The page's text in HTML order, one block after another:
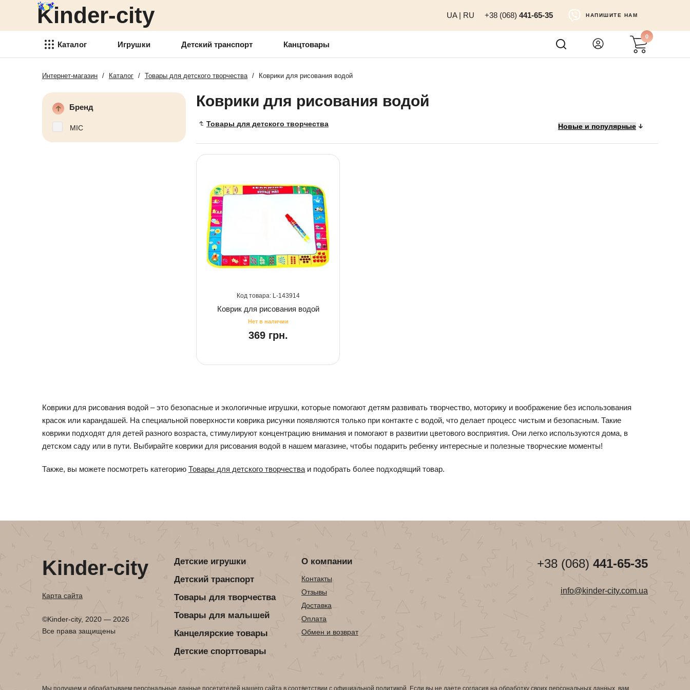
Kinder-city UA| RU +38 (068) 441-65-35 НАПИШИТЕ НАМ
Каталог
Игрушки
Детский транспорт
творчества
Канцелярские товары
Игрушки Детский транспорт Канцтовары
0
Детский транспорт
Товары для детского
Детские спортивные товары
Товари для активного отдыха
Аксессуары для детей
Детские украшения
Интернет-магазин / Каталог / Товары для детского творчества / Коврики для рисования водой
Коврики для рисования водой
Товары для детского творчества
143914
Коврик для рисования водой
369 грн.
Бренд
MIC
Коврики для рисования водой – это безопасные и экологичные игрушки, которые помогают детям развивать творчество, моторику и воображение без использования
красок или карандашей. На специальной поверхности коврика рисунки появляются только при контакте с водой, что делает процесс чистым и безопасным. Такие
коврики подходят для детей разного возраста, стимулируют концентрацию внимания и помогают в развитии цветового восприятия. Они легко используются дома, в
детском саду или в пути. Выбирайте коврики для рисования водой в нашем магазине, чтобы подарить ребенку интересные и полезные творческие моменты!
Также, вы можете посмотреть категорию Товары для детского творчества и подобрать более подходящий товар.
Kinder-city
Карта сайта
©Kinder-city, 2020 — 2026
Все права защищены
Детские игрушки
Детский транспорт
Товары для творчества
Товары для малышей
Канцелярские товары
Детские спорттовары
О компании
Контакты
Отзывы
Доставка
Оплата
Обмен и возврат
+38 (068) 441-65-35
info@kinder-city.com.ua
Мы получаем и обрабатываем персональные данные посетителей нашего сайта в соответствии с официальной политикой . Если вы не даете согласия на обработку своих персональных данных, вам